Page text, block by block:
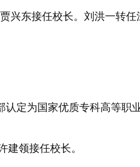
兴东接任校长。刘洪一转
定为国家优质专科高等职
领接任校长。